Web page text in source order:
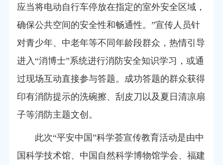
应当将电动自行车停放在指定的室外安全区域，
确保公共空间的安全性和畅通性。”宣传人员针
对青少年、中老年等不同年龄段群众，热情引导
进入“消博士”系统进行消防安全知识学习，或通
过现场互动直接参与答题。成功答题的群众获得
印有消防提示的洗碗擦、刮皮刀以及夏日清凉扇
子等消防主题文创。
此次“平安中国”科学荟宣传教育活动是由中
国科学技术馆、中国自然科学博物馆学会、福建